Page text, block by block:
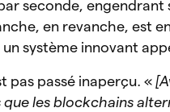
seconde, engendrant
en revanche, est
système innovant
pas passé inaperçu. «
les blockchains